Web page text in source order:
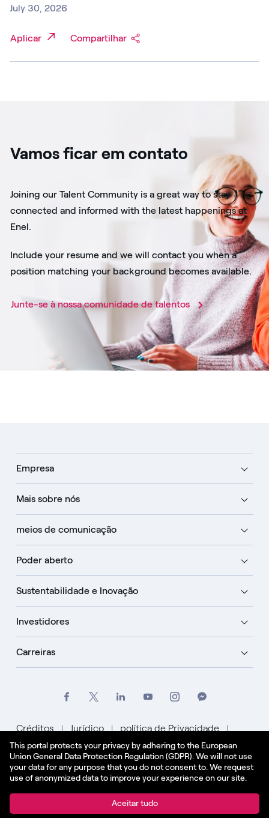
This portal protects your privacy by adhering to the European
Union General Data Protection Regulation (GDPR). We will not use
your data for any purpose that you do not consent to. We request
use of anonymized data to improve your experience on our site.
Aceitar tudo
July 30, 2026
Aplicar Compartilhar
Vamos ficar em contato
Joining our Talent Community is a great way to stay
connected and informed with the latest happenings at
Enel.
Include your resume and we will contact you when a
position matching your background becomes available.
Junte-se à nossa comunidade de talentos
Empresa
Mais sobre nós
meios de comunicação
Poder aberto
Sustentabilidade e Inovação
Investidores
Carreiras
Créditos Jurídico
política de Privacidade
Política de Cookies
Português
© Enel Spa Todos os direitos reservados Enel Spa